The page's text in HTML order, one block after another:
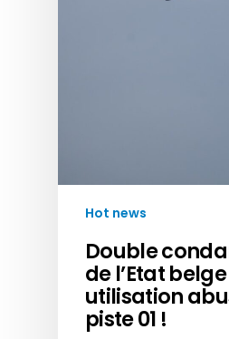
Hot news
Double
de l’Etat
utilisation
piste 01 !